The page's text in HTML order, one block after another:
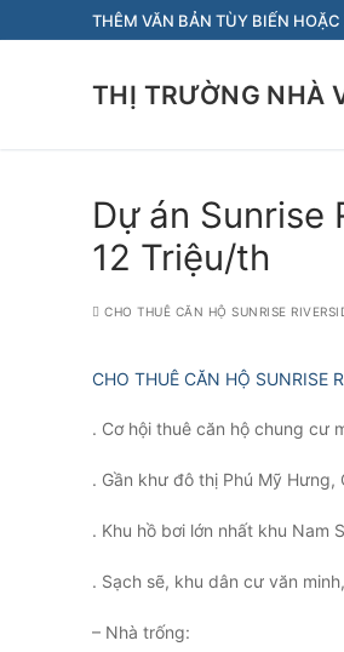
đến
THÊM VĂN BẢN TÙY BIẾN HOẶC
THỊ TRƯỜNG NHÀ
Dự án Sunrise
12 Triệu/th
CHO THUÊ CĂN HỘ SUNRISE
CHO THUÊ CĂN HỘ SUNRISE
. Cơ hội thuê căn hộ chung cư
. Gần khư đô thị Phú Mỹ Hưng,
. Khu hồ bơi lớn nhất khu Nam
. Sạch sẽ, khu dân cư văn
– Nhà trống: